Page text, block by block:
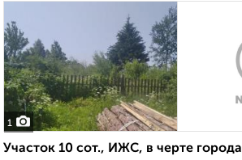
1
Участок 10 сот., ИЖС, в черте города